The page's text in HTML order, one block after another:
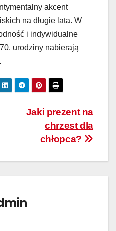
akcent
na długie lata. W
i indywidualne
urodziny nabierają
Jaki prezent na
chrzest dla
chłopca?